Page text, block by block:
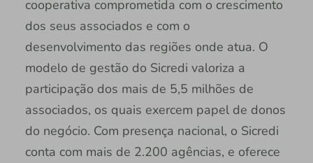
cooperativa comprometida com o crescimento
dos seus associados e com o
desenvolvimento das regiões onde atua. O
modelo de gestão do Sicredi valoriza a
participação dos mais de 5,5 milhões de
associados, os quais exercem papel de donos
do negócio. Com presença nacional, o Sicredi
conta com mais de 2.200 agências, e oferece